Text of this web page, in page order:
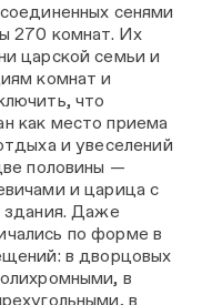
сенями
270 комнат. Их
царской семьи и
комнат и
что
как место приема
и увеселений
половины —
и царица с
здания. Даже
по форме в
в дворцовых
в
в